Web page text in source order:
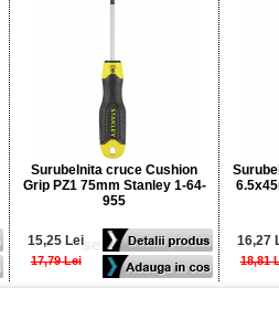
Surubelnita cruce Cushion
Grip PZ1 75mm Stanley 1-64-
955
15,25 Lei
17,79 Lei
16,27
18,81